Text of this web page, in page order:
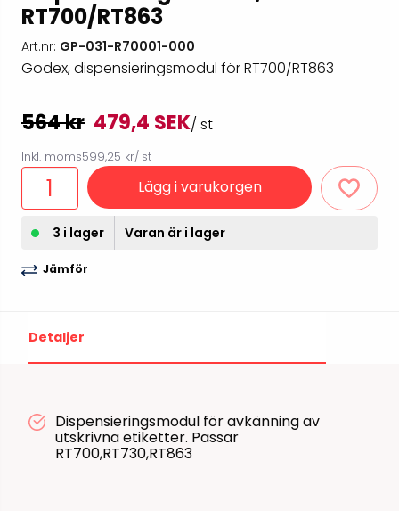
RT700/RT863
Art.nr: GP-031-R70001-000
Godex, dispensieringsmodul för RT700/RT863
564 kr 479,4 SEK/ st
Inkl. moms599,25 kr/ st
Lägg i varukorgen
3 i lager Varan är i lager
Jämför
Detaljer
Dispensieringsmodul för avkänning av
utskrivna etiketter. Passar
RT700,RT730,RT863